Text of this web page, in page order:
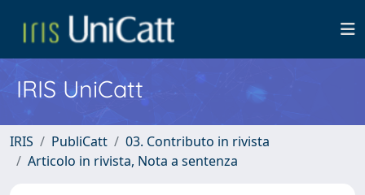
IRIS UniCatt
IRIS PubliCatt
03. Contributo in rivista
Articolo in rivista, Nota a sentenza